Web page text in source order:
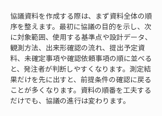
協議資料を作成する際は、まず資料全体の順
序を整えます。最初に協議の目的を示し、次
に対象範囲、使用する基準点や設計データ、
観測方法、出来形確認の流れ、提出予定資
料、未確定事項や確認依頼事項の順に並べる
と、発注者が判断しやすくなります。測定結
果だけを先に出すと、前提条件の確認に戻る
ことが多くなります。資料の順番を工夫する
だけでも、協議の進行は変わります。